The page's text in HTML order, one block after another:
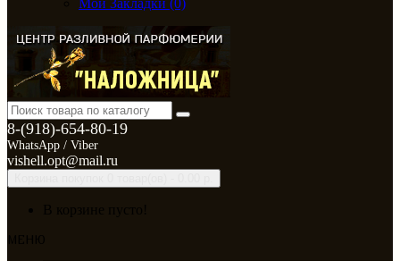
Мои Закладки (0)
8-(918)-654-80-19
WhatsApp / Viber
vishell.opt@mail.ru